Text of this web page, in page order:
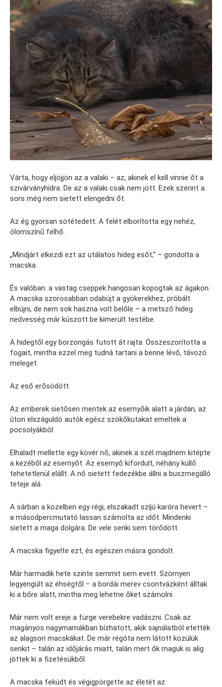
Várta, hogy eljöjjön az a valaki – az, akinek el kell vinnie őt a
szivárványhídra. De az a valaki csak nem jött. Ezek szerint a
sors még nem sietett elengedni őt.
Az ég gyorsan sötétedett. A felét elborította egy nehéz,
ólomszínű felhő.
„Mindjárt elkezdi ezt az utálatos hideg esőt,” – gondolta a
macska.
És valóban: a vastag cseppek hangosan kopogtak az ágakon.
A macska szorosabban odabújt a gyökerekhez, próbált
elbújni, de nem sok haszna volt belőle – a metsző hideg
nedvesség már kúszott be kimerült testébe.
A hidegtől egy borzongás futott át rajta. Összeszorította a
fogait, mintha ezzel meg tudná tartani a benne lévő, távozó
meleget.
Az eső erősödött.
Az emberek sietősen mentek az esernyőik alatt a járdán, az
úton elszáguldó autók egész szökőkutakat emeltek a
pocsolyákból.
Elhaladt mellette egy kövér nő, akinek a szél majdnem kitépte
a kezéből az esernyőt. Az esernyő kifordult, néhány küllő
tehetetlenül elállt. A nő sietett fedezékbe állni a buszmegálló
teteje alá.
A sárban a közelben egy régi, elszakadt szíjú karóra hevert –
a másodpercmutató lassan számolta az időt. Mindenki
sietett a maga dolgára. De vele senki sem törődött.
A macska figyelte ezt, és egészen másra gondolt.
Már harmadik hete szinte semmit sem evett. Szörnyen
legyengült az éhségtől – a bordái merev csontvázként álltak
ki a bőre alatt, mintha meg lehetne őket számolni.
Már nem volt ereje a fürge verebekre vadászni. Csak az
magányos nagymamákban bízhatott, akik sajnálatból etették
az alagsori macskákat. De már régóta nem látott közülük
senkit – talán az időjárás miatt, talán mert ők maguk is alig
jöttek ki a fizetésükből.
A macska feküdt és végigpörgette az életét az